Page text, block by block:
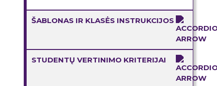
ŠABLONAS IR KLASĖS INSTRUKCIJOS
STUDENTŲ VERTINIMO KRITERIJAI